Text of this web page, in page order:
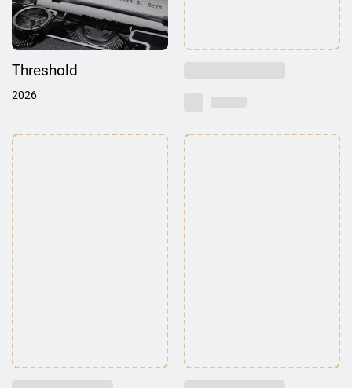
Threshold
2026